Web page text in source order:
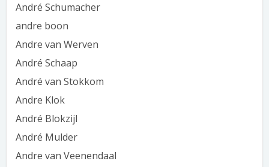
André Schumacher
andre boon
Andre van Werven
André Schaap
André van Stokkom
Andre Klok
André Blokzijl
André Mulder
Andre van Veenendaal